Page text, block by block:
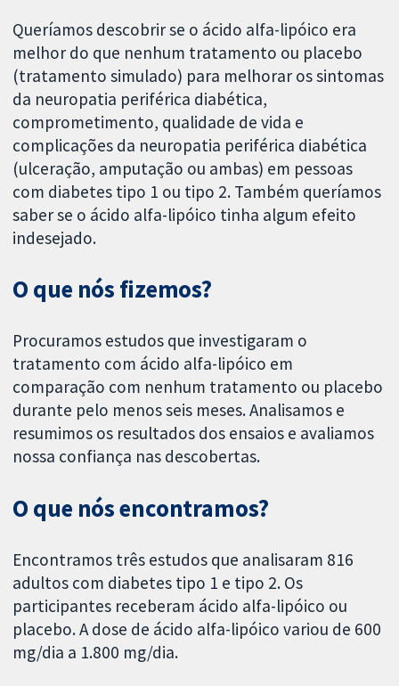
Queríamos descobrir se o ácido alfa-lipóico era
melhor do que nenhum tratamento ou placebo
(tratamento simulado) para melhorar os sintomas
da neuropatia periférica diabética,
comprometimento, qualidade de vida e
complicações da neuropatia periférica diabética
(ulceração, amputação ou ambas) em pessoas
com diabetes tipo 1 ou tipo 2. Também queríamos
saber se o ácido alfa-lipóico tinha algum efeito
indesejado.
O que nós fizemos?
Procuramos estudos que investigaram o
tratamento com ácido alfa-lipóico em
comparação com nenhum tratamento ou placebo
durante pelo menos seis meses. Analisamos e
resumimos os resultados dos ensaios e avaliamos
nossa confiança nas descobertas.
O que nós encontramos?
Encontramos três estudos que analisaram 816
adultos com diabetes tipo 1 e tipo 2. Os
participantes receberam ácido alfa-lipóico ou
placebo. A dose de ácido alfa-lipóico variou de 600
mg/dia a 1.800 mg/dia.